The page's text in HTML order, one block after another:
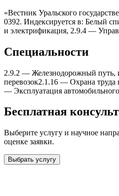
«Вестник Уральского
0392. Индексируется в: Белый
и электрификация, 2.9.4 —
Специальности
2.9.2 — Железнодорожный путь,
перевозок2.1.16 — Оxрана труда
— Эксплуатация
Бесплатная
Выберите услугу и научное
оценке заявки.
Выбрать услугу